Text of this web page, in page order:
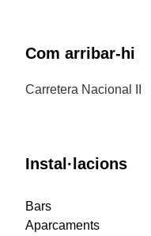
Com arribar-hi
Carretera Nacional II
Instal·lacions
Bars
Aparcaments